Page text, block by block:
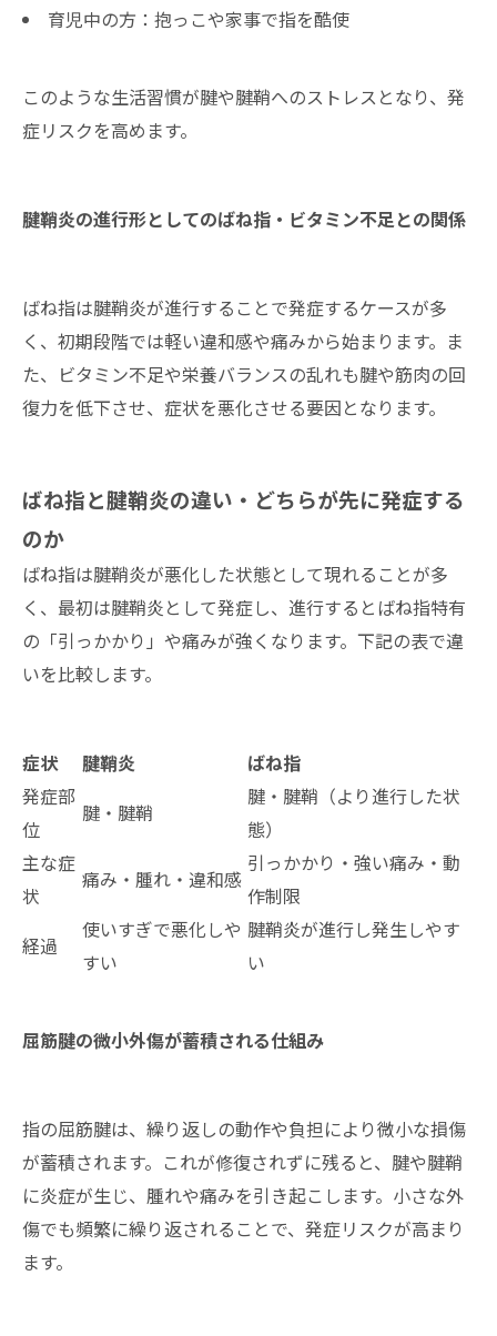
育児中の方：抱っこや家事で指を酷使
このような生活習慣が腱や腱鞘へのストレスとなり、発
症リスクを高めます。
腱鞘炎の進行形としてのばね指・ビタミン不足との関係
ばね指は腱鞘炎が進行することで発症するケースが多
く、初期段階では軽い違和感や痛みから始まります。ま
た、ビタミン不足や栄養バランスの乱れも腱や筋肉の回
復力を低下させ、症状を悪化させる要因となります。
ばね指と腱鞘炎の違い・どちらが先に発症する
のか
ばね指は腱鞘炎が悪化した状態として現れることが多
く、最初は腱鞘炎として発症し、進行するとばね指特有
の「引っかかり」や痛みが強くなります。下記の表で違
いを比較します。
症状 腱鞘炎
ばね指
発症部
位
腱・腱鞘
腱・腱鞘（より進行した状
態）
主な症
状
痛み・腫れ・違和感
引っかかり・強い痛み・動
作制限
経過
使いすぎで悪化しや
すい
腱鞘炎が進行し発生しやす
い
屈筋腱の微小外傷が蓄積される仕組み
指の屈筋腱は、繰り返しの動作や負担により微小な損傷
が蓄積されます。これが修復されずに残ると、腱や腱鞘
に炎症が生じ、腫れや痛みを引き起こします。小さな外
傷でも頻繁に繰り返されることで、発症リスクが高まり
ます。